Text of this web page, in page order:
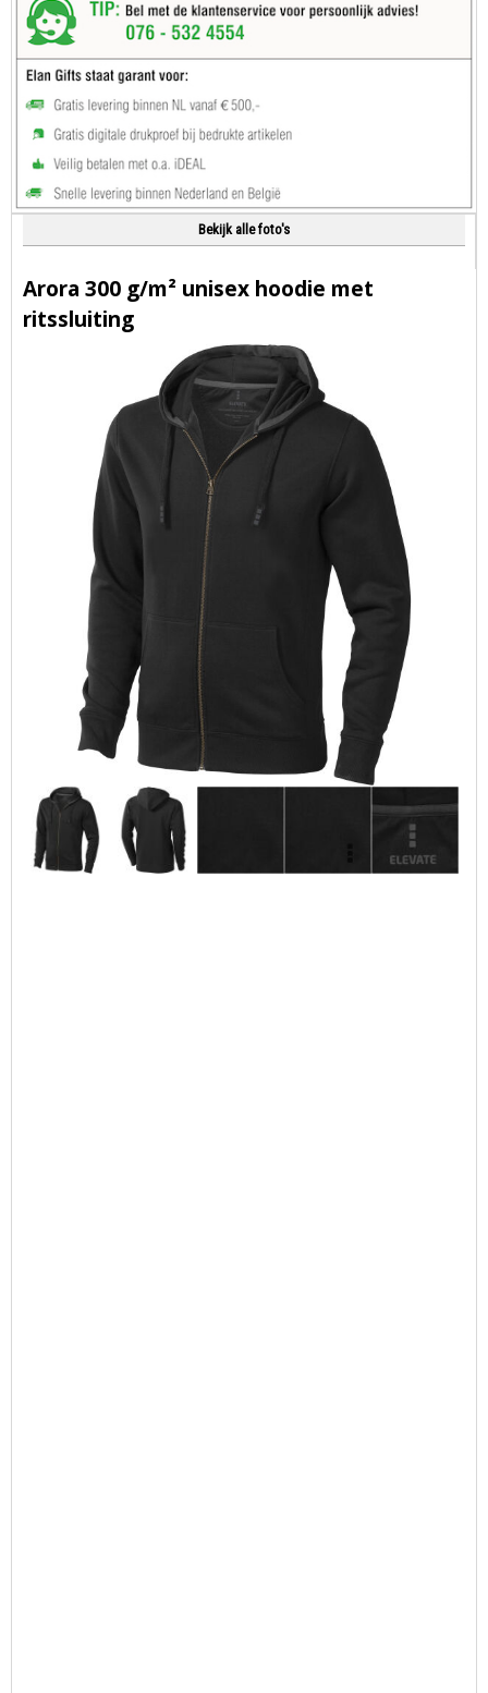
Bekijk alle foto's
Arora 300 g/m² unisex hoodie met
ritssluiting